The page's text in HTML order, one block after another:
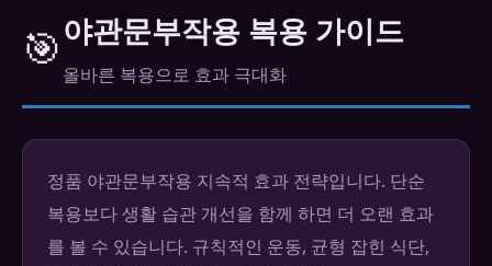
🎯야관문부작용 복용 가이드
올바른 복용으로 효과 극대화
정품 야관문부작용 지속적 효과 전략입니다. 단순
복용보다 생활 습관 개선을 함께 하면 더 오랜 효과
를 볼 수 있습니다. 규칙적인 운동, 균형 잡힌 식단,